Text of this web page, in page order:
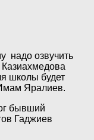
надо озвучить
школы будет
Яралиев.
бывший
Гаджиев